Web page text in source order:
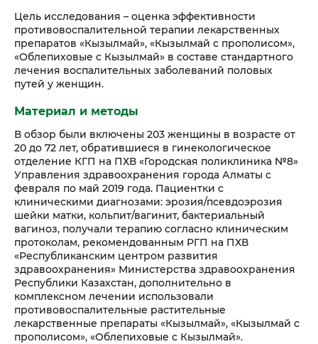
Цель исследования – оценка эффективности
противовоспалительной терапии лекарственных
препаратов «Кызылмай», «Кызылмай с прополисом»,
«Облепиховые с Кызылмай» в составе стандартного
лечения воспалительных заболеваний половых
путей у женщин.
Материал и методы
В обзор были включены 203 женщины в возрасте от
20 до 72 лет, обратившиеся в гинекологическое
отделение КГП на ПХВ «Городская поликлиника №8»
Управления здравоохранения города Алматы с
февраля по май 2019 года. Пациентки с
клиническими диагнозами: эрозия/псевдоэрозия
шейки матки, кольпит/вагинит, бактериальный
вагиноз, получали терапию согласно клиническим
протоколам, рекомендованным РГП на ПХВ
«Республиканским центром развития
здравоохранения» Министерства здравоохранения
Республики Казахстан, дополнительно в
комплексном лечении использовали
противовоспалительные растительные
лекарственные препараты «Кызылмай», «Кызылмай с
прополисом», «Облепиховые с Кызылмай».